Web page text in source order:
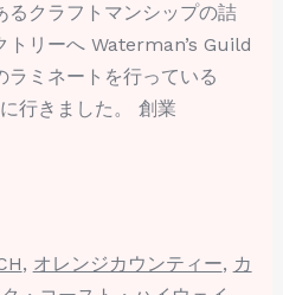
るクラフトマンシップの詰
トリーへ Waterman’s Guild
ラミネートを行っている
行きました。 創業
, オレンジカウンティー, カ